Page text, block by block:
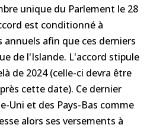
unique du Parlement le 28
est conditionné à
afin que ces derniers
de l'Islande. L'accord stipule
de 2024 (celle-ci devra être
cette date). Ce dernier
Uni et des Pays-Bas comme
alors ses versements à